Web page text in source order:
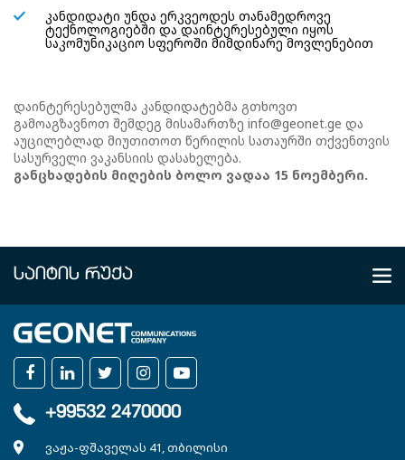
კანდიდატი უნდა ერკვეოდეს თანამედროვე
ტექნოლოგიებში და დაინტერესებული იყოს
საკომუნიკაციო სფეროში მიმდინარე მოვლენებით
დაინტერესებულმა კანდიდატებმა გთხოვთ
გამოაგზავნოთ შემდეგ მისამართზე info@geonet.ge და
აუცილებლად მიუთითოთ წერილის სათაურში თქვენთვის
სასურველი ვაკანსიის დასახელება.
განცხადების მიღების ბოლო ვადაა 15 ნოემბერი.
ᲡᲐᲘᲢᲘᲡ ᲠᲣᲥᲐ
კომპანია
ხელშეკრულებები
სიახლეები
ვაკანსიები
+99532 2470000
ვაჟა-ფშაველას 41, თბილისი